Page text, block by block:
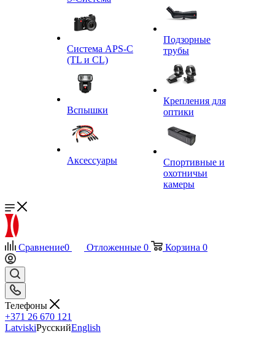
Система APS-C
(TL и CL)
Вспышки
Аксессуары
Подзорные
трубы
Крепления для
оптики
Спортивные и
охотничьи
камеры
Сравнение0 Отложенные 0 Корзина 0
Телефоны
+371 26 670 121
LatviskiРусскийEnglish